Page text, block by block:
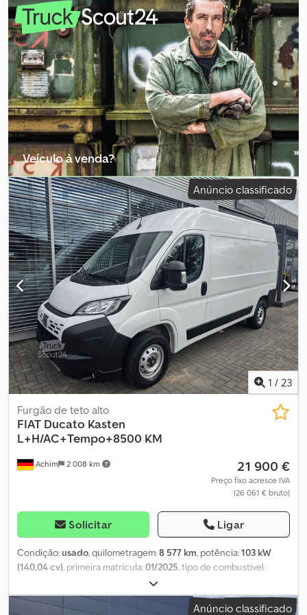
veículo para consultas telefónicas * Inspeção técnica H – NOVA *
Caixa de velocidades manual de 5 velocidades * Motor a diesel
2.5D, 84 CV * Divisória com janela, porta de correr à direita, portas
traseiras * Aquecedor auxiliar / aquecimento para a cabine
Dkjdpfxjzc T Hns Afgjr * Homologação como veículo normal ----O
nosso endereço de e-mail: O nosso serviço para si: -
Obtenção de matrículas provisórias ou de trânsito -
Transporte / entrega em toda a UE - Desalfandegamento de
veículos para países terceiros Whatsapp para inglês, alemão,
russo e outros idiomas:
Veículo à venda?
Criar anúncio Anúncio classificado
1 / 23
Achim 2 008 km
Furgão de teto alto
FIAT Ducato Kasten
L+H/AC+Tempo+8500 KM
21 900 €
Preço fixo acresce IVA
(26 061 € bruto)
Solicitar Ligar
Condição:usado, quilometragem:8 577 km, potência:103 kW
(140,04 cv), primeira matrícula:01/2025, tipo de combustível:
, próxima inspeção (TÜV):
branco, tipo de engrenagem:mecânico, classe de emissão:Euro
, número de lugares: , comprimento do espaço de carga:2 970
Anúncio classificado